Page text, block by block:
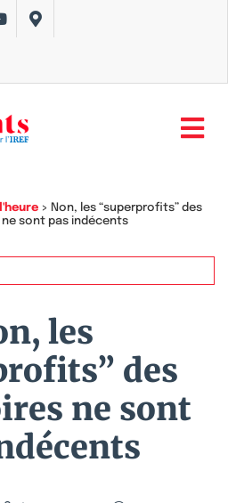
> Non, les “superprofits” des
sont pas indécents
les
des
ne sont